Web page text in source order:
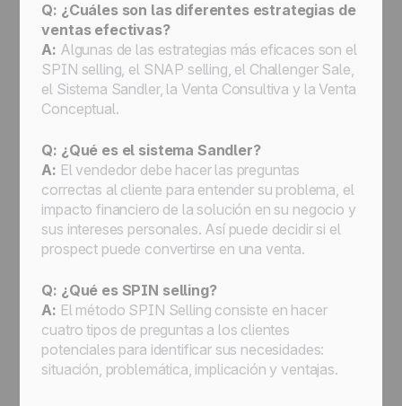
Q: ¿Cuáles son las diferentes estrategias de
ventas efectivas?
A: Algunas de las estrategias más eficaces son el
SPIN selling, el SNAP selling, el Challenger Sale,
el Sistema Sandler, la Venta Consultiva y la Venta
Conceptual.
Q: ¿Qué es el sistema Sandler?
A: El vendedor debe hacer las preguntas
correctas al cliente para entender su problema, el
impacto financiero de la solución en su negocio y
sus intereses personales. Así puede decidir si el
prospect puede convertirse en una venta.
Q: ¿Qué es SPIN selling?
A: El método SPIN Selling consiste en hacer
cuatro tipos de preguntas a los clientes
potenciales para identificar sus necesidades:
situación, problemática, implicación y ventajas.